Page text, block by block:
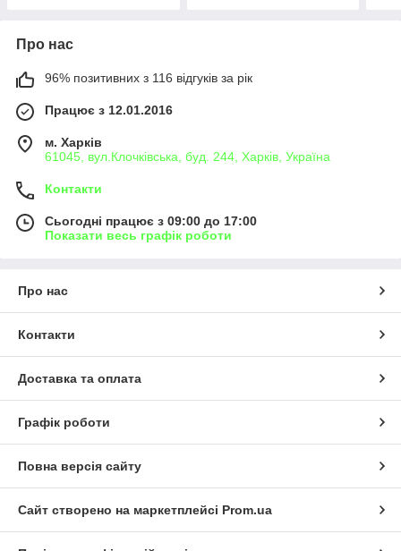
Про нас
96% позитивних з 116 відгуків за рік
Працює з 12.01.2016
м. Харків
61045, вул.Клочківська, буд. 244, Харків, Україна
Контакти
Сьогодні працює з 09:00 до 17:00
Показати весь графік роботи
Про нас
Контакти
Доставка та оплата
Графік роботи
Повна версія сайту
Сайт створено на маркетплейсі Prom.ua